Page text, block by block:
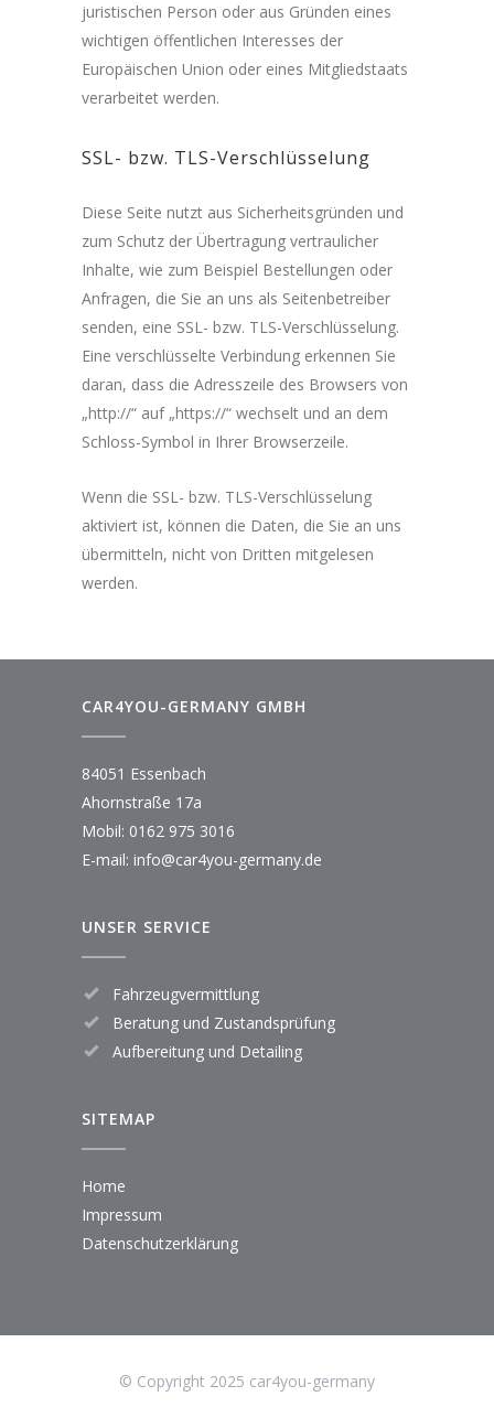
juristischen Person oder aus Gründen eines
wichtigen öffentlichen Interesses der
Europäischen Union oder eines Mitgliedstaats
verarbeitet werden.
SSL- bzw. TLS-Verschlüsselung
Diese Seite nutzt aus Sicherheitsgründen und
zum Schutz der Übertragung vertraulicher
Inhalte, wie zum Beispiel Bestellungen oder
Anfragen, die Sie an uns als Seitenbetreiber
senden, eine SSL- bzw. TLS-Verschlüsselung.
Eine verschlüsselte Verbindung erkennen Sie
daran, dass die Adresszeile des Browsers von
„http://“ auf „https://“ wechselt und an dem
Schloss-Symbol in Ihrer Browserzeile.
Wenn die SSL- bzw. TLS-Verschlüsselung
aktiviert ist, können die Daten, die Sie an uns
übermitteln, nicht von Dritten mitgelesen
werden.
CAR4YOU-GERMANY GMBH
84051 Essenbach
Ahornstraße 17a
Mobil: 0162 975 3016
E-mail: info@car4you-germany.de
UNSER SERVICE
Fahrzeugvermittlung
Beratung und Zustandsprüfung
Aufbereitung und Detailing
SITEMAP
Home
Impressum
Datenschutzerklärung
© Copyright 2025 car4you-germany